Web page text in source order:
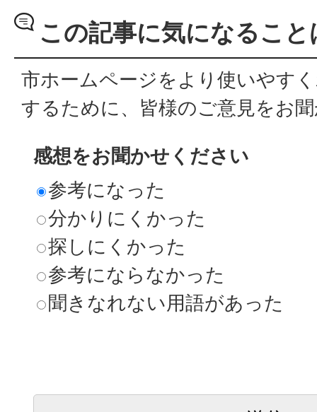
この記事に気になるこ
市ホームページをより使いやす
するために、皆様のご意見をお
感想をお聞かせください
参考になった
分かりにくかった
探しにくかった
参考にならなかった
聞きなれない用語があった